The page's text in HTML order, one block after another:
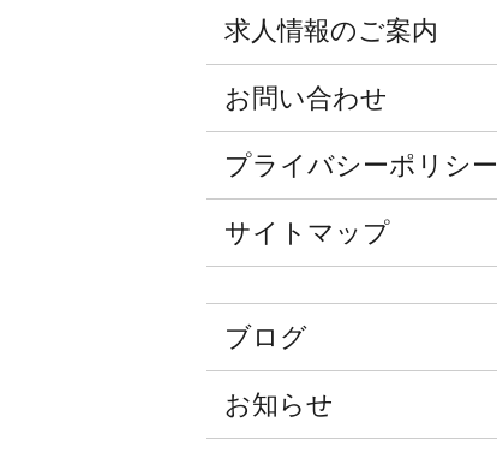
求人情報のご案内
お問い合わせ
プライバシーポリシー
サイトマップ
ブログ
お知らせ